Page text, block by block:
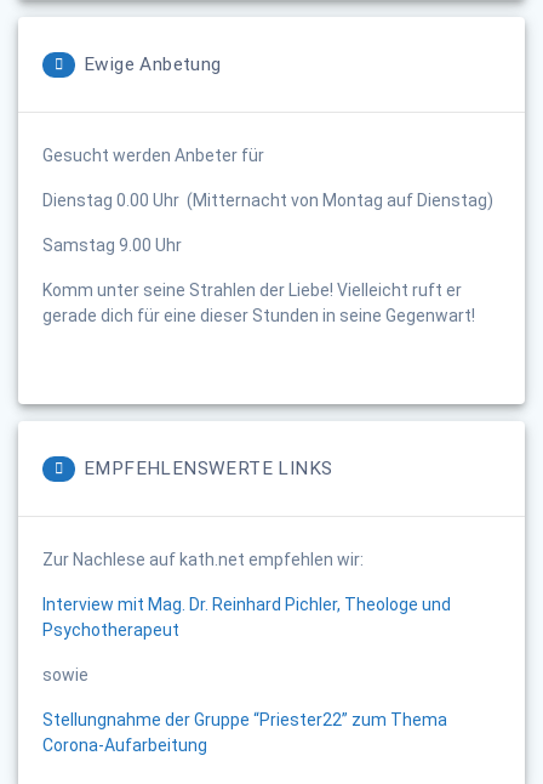
Ewige Anbetung
Gesucht werden Anbeter für
Dienstag 0.00 Uhr (Mitternacht von Montag auf Dienstag)
Samstag 9.00 Uhr
Komm unter seine Strahlen der Liebe! Vielleicht ruft er
gerade dich für eine dieser Stunden in seine Gegenwart!
EMPFEHLENSWERTE LINKS
Zur Nachlese auf kath.net empfehlen wir:
Interview mit Mag. Dr. Reinhard Pichler, Theologe und
Psychotherapeut
sowie
Stellungnahme der Gruppe “Priester22” zum Thema
Corona-Aufarbeitung